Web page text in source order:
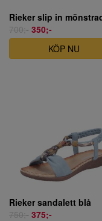
700;- 350;-
KÖP NU
Rieker sandalett blå
750;- 375;-